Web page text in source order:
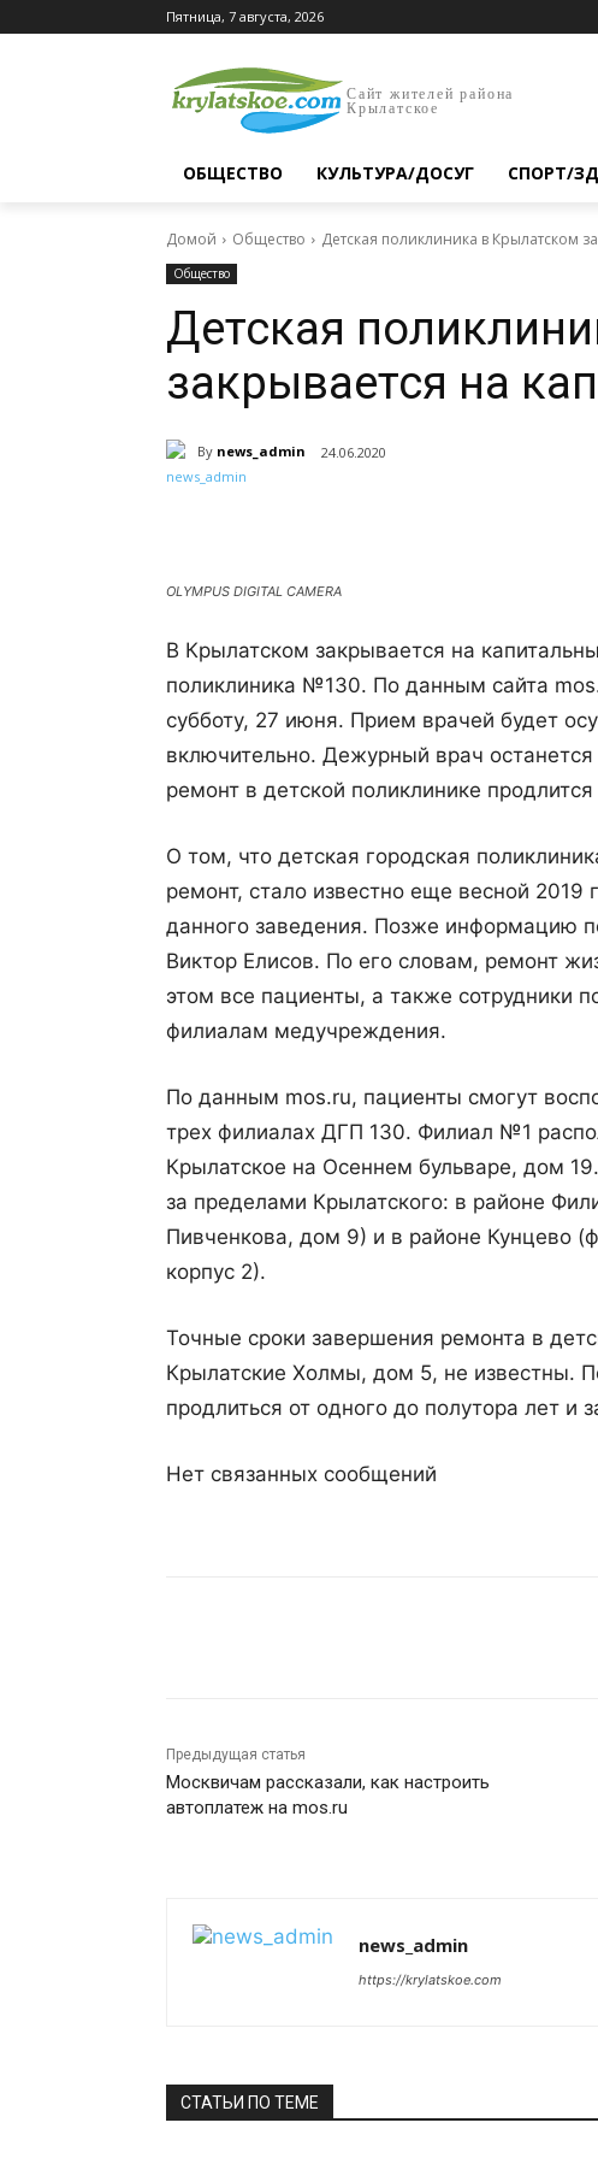
Пятница, 7 августа, 2026
Сайт жителей района
Крылатское
ОБЩЕСТВО КУЛЬТУРА/ДОСУГ СПОРТ/
Домой Общество Детская поликлиника в Крылатском
Общество
Детская
закрывается на
By news_admin 24.06.2020
OLYMPUS DIGITAL CAMERA
В Крылатском закрывается на
поликлиника №130. По данным сайта
субботу, 27 июня. Прием врачей будет
включительно. Дежурный врач
ремонт в детской поликлинике
О том, что детская городская
ремонт, стало известно еще весной 2019
данного заведения. Позже информацию
Виктор Елисов. По его словам, ремонт
этом все пациенты, а также сотрудники
филиалам медучреждения.
По данным mos.ru, пациенты смогут
трех филиалах ДГП 130. Филиал №1
Крылатское на Осеннем бульваре, дом
за пределами Крылатского: в районе
Пивченкова, дом 9) и в районе Кунцево
корпус 2).
Точные сроки завершения ремонта в
Крылатские Холмы, дом 5, не известны.
продлиться от одного до полутора лет и
Нет связанных сообщений
Предыдущая статья
Москвичам рассказали, как настроить
автоплатеж на mos.ru
news_admin
https://krylatskoe.com
СТАТЬИ ПО ТЕМЕ